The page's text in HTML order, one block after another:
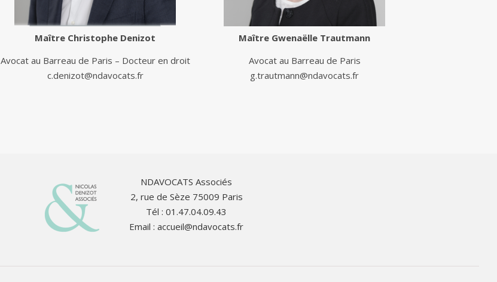
Maître Christophe Denizot
Avocat au Barreau de Paris – Docteur en droit
c.denizot@ndavocats.fr
Maître Gwenaëlle Trautmann
Avocat au Barreau de Paris
g.trautmann@ndavocats.fr
NDAVOCATS Associés
2, rue de Sèze 75009 Paris
Tél : 01.47.04.09.43
Email :accueil@ndavocats.fr